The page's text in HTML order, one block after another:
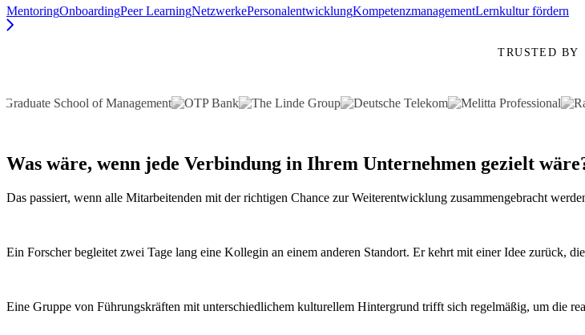
MentoringOnboardingPeer LearningNetzwerkePersonalentwicklungKompetenzmanagementLernkultur fördern
TRUSTED BY
Was wäre, wenn jede Verbindung in Ihrem Unternehmen gezielt
Das passiert, wenn alle Mitarbeitenden mit der richtigen Chance zur Weiterentwicklung zusammengebracht
Ein Forscher begleitet zwei Tage lang eine Kollegin an einem anderen Standort. Er kehrt mit einer Idee zurück,
Eine Gruppe von Führungskräften mit unterschiedlichem kulturellem Hintergrund trifft sich regelmäßig, um die